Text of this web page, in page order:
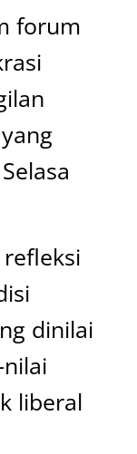
forum
dinilai
liberal